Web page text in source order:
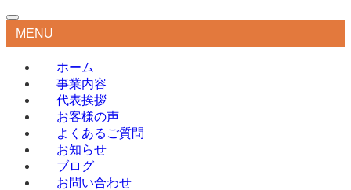
MENU
ホーム
事業内容
代表挨拶
お客様の声
よくあるご質問
お知らせ
ブログ
お問い合わせ